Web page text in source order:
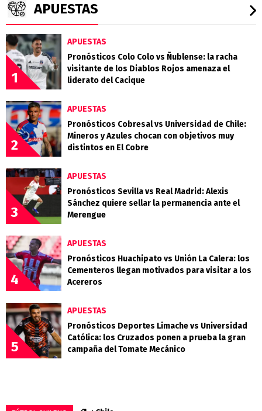
APUESTAS
1
APUESTAS
Pronósticos Colo Colo vs Ñublense: la racha
visitante de los Diablos Rojos amenaza el
liderato del Cacique
2
APUESTAS
Pronósticos Cobresal vs Universidad de Chile:
Mineros y Azules chocan con objetivos muy
distintos en El Cobre
3
APUESTAS
Pronósticos Sevilla vs Real Madrid: Alexis
Sánchez quiere sellar la permanencia ante el
Merengue
4
APUESTAS
Pronósticos Huachipato vs Unión La Calera: los
Cementeros llegan motivados para visitar a los
Acereros
5
APUESTAS
Pronósticos Deportes Limache vs Universidad
Católica: los Cruzados ponen a prueba la gran
campaña del Tomate Mecánico